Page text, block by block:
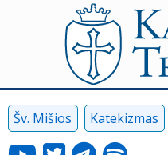
Šv. Mišios Katekizmas